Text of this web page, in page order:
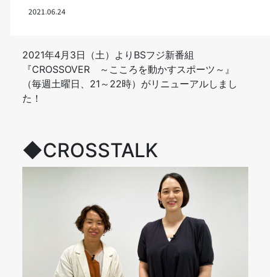
2021.06.24
2021年4月3日（土）よりBSフジ新番組
『CROSSOVER ～こころを動かすスポーツ～』
（毎週土曜日、21～22時）がリニューアルしまし
た！
◆CROSSTALK